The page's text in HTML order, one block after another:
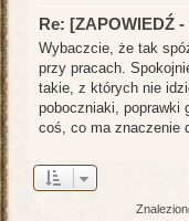
Re: [ZAPOWIEDŹ
Wybaczcie, że tak
przy pracach.
takie, z których nie
poboczniaki, poprawki
coś, co ma znaczenie